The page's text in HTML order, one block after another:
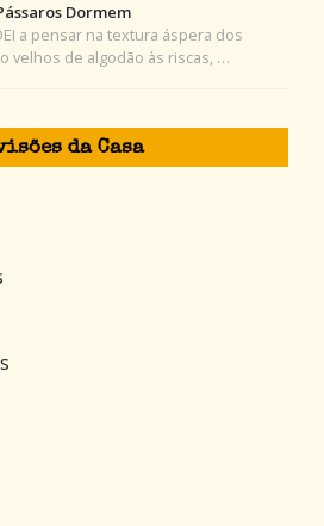
Dormem
a pensar na textura áspera dos
velhos de algodão às riscas, …
da Casa